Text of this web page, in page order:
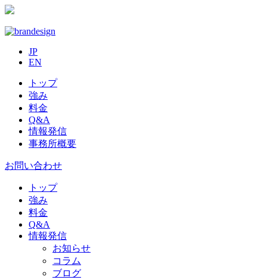
JP
EN
トップ
強み
料金
Q&A
情報発信
事務所概要
お問い合わせ
トップ
強み
料金
Q&A
情報発信
お知らせ
コラム
ブログ